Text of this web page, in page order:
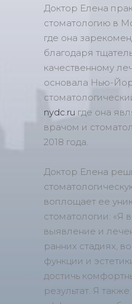
Доктор Елена
стоматологию в
где она
благодаря
качественному
основала Нью-
nydc.ru где она
врачом и
2018 года.
Доктор Елена
воплощает ее
стоматологии: «Я
выявление и
ранних стадиях,
функции и
достичь
результат. Я